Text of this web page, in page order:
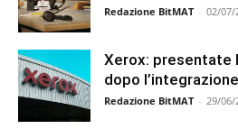
Redazione BitMAT - 02/07/
Xerox: presentate
dopo
Redazione BitMAT - 29/06/